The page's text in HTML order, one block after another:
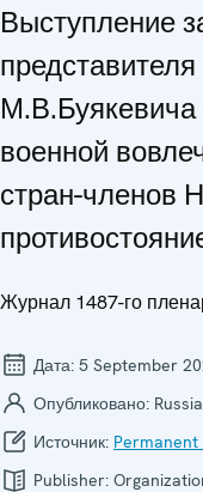
Выступление
военной
стран-членов
Журнал 1487-го
Дата: 5 September
Опубликовано:
Источник:
Publisher: